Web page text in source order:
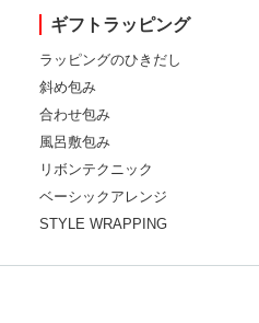
ギフトラッピング
ラッピングのひきだし
斜め包み
合わせ包み
風呂敷包み
リボンテクニック
ベーシックアレンジ
STYLE WRAPPING